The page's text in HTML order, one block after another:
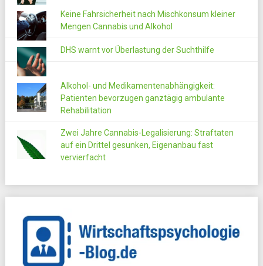
Keine Fahrsicherheit nach Mischkonsum kleiner
Mengen Cannabis und Alkohol
DHS warnt vor Überlastung der Suchthilfe
Alkohol- und Medikamentenabhängigkeit:
Patienten bevorzugen ganztägig ambulante
Rehabilitation
Zwei Jahre Cannabis-Legalisierung: Straftaten
auf ein Drittel gesunken, Eigenanbau fast
vervierfacht